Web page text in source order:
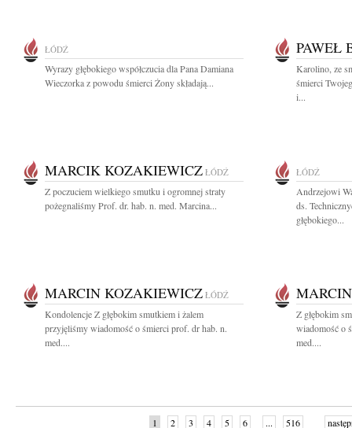
ŁÓDŹ
Wyrazy głębokiego współczucia dla Pana Damiana
Wieczorka z powodu śmierci Żony składają...
PAWEŁ
Karolino, ze
śmierci
i...
MARCIK KOZAKIEWICZ ŁÓDŹ
Z poczuciem wielkiego smutku i ogromnej straty
pożegnaliśmy Prof. dr. hab. n. med. Marcina...
ŁÓDŹ
Andrzejowi
ds.
głębokiego...
MARCIN KOZAKIEWICZ ŁÓDŹ
Kondolencje Z głębokim smutkiem i żalem
przyjęliśmy wiadomość o śmierci prof. dr hab. n.
med....
Z głębokim
wiadomość o
med....
1 2 3 4 5 6 ... 516